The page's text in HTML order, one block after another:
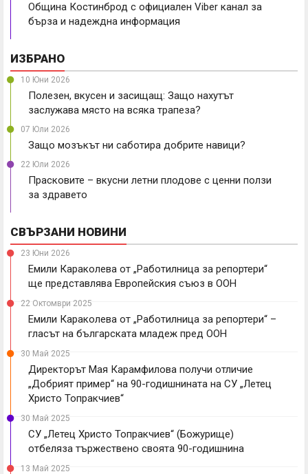
Община Костинброд с официален Viber канал за
бърза и надеждна информация
ИЗБРАНО
10 Юни 2026
Полезен, вкусен и засищащ: Защо нахутът
заслужава място на всяка трапеза?
07 Юли 2026
Защо мозъкът ни саботира добрите навици?
22 Юли 2026
Прасковите – вкусни летни плодове с ценни ползи
за здравето
СВЪРЗАНИ НОВИНИ
23 Юни 2026
Емили Караколева от „Работилница за репортери“
ще представлява Европейския съюз в ООН
22 Октомври 2025
Емили Караколева от „Работилница за репортери“ –
гласът на българската младеж пред ООН
30 Май 2025
Директорът Мая Карамфилова получи отличие
„Добрият пример“ на 90-годишнината на СУ „Летец
Христо Топракчиев“
30 Май 2025
СУ „Летец Христо Топракчиев“ (Божурище)
отбеляза тържествено своята 90-годишнина
13 Май 2025